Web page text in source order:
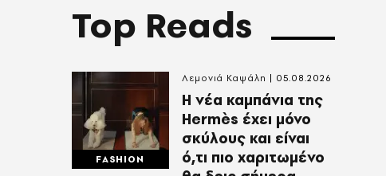
Top Reads
FASHION
Η νέα καμπάνια της
Hermès έχει μόνο
σκύλους και είναι
ό,τι πιο χαριτωμένο
Λεμονιά Καψάλη 05.08.2026